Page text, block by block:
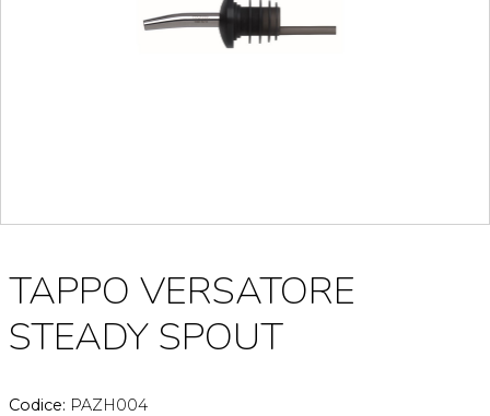
TAPPO VERSATORE
STEADY SPOUT
Codice: PAZH004